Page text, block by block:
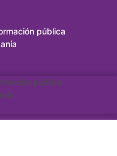
pública
pública